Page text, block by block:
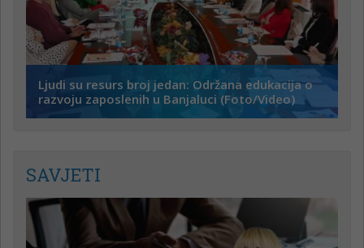
Ljudi su resurs broj jedan: Održana edukacija o
razvoju zaposlenih u Banjaluci (Foto/Video)
SAVJETI